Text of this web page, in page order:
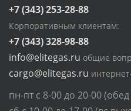
+7 (343) 253-28-88
Корпоративным клиентам:
+7 (343) 328-98-88
info@elitegas.ru общие
cargo@elitegas.ru
пн-пт с 8-00 до 20-00